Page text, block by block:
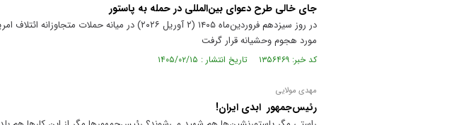
جای خالی طرح دعوای بین‌المللی در حمله به پاستور
در روز سیزدهم فروردین‌ماه ۱۴۰۵ (۲ آوریل ۲۰۲۶) در
مورد هجوم وحشیانه قرار گرفت
کد خبر: ۱۳۵۶۴۶۹ تاریخ انتشار : ۱۴۰۵/۰۲/۱۵
مهدی مولایی
رئیس‌جمهور ابدی ایران!